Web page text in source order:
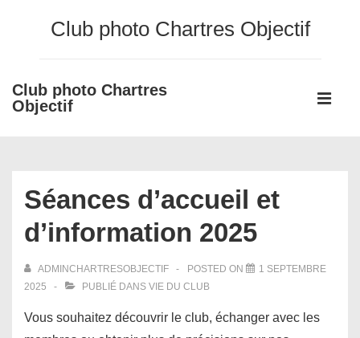
principal
Club photo Chartres Objectif
Club photo Chartres
Objectif
Main
Séances d’accueil et
d’information 2025
ADMINCHARTRESOBJECTIF POSTED ON
1 SEPTEMBRE
2025
PUBLIÉ DANS VIE DU CLUB
Vous souhaitez découvrir le club, échanger avec les